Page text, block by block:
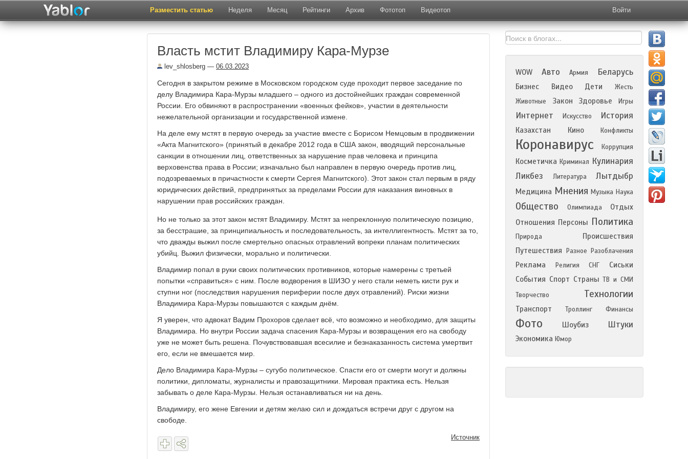
Разместить статью Неделя Месяц Рейтинги Архив Фототоп Видеотоп Войти
Власть мстит Владимиру Кара-Мурзе
lev_shlosberg — 06.03.2023
Сегодня в закрытом режиме в Московском городском суде проходит первое заседание по
делу Владимира Кара-Мурзы младшего – одного из достойнейших граждан современной
России. Его обвиняют в распространении «военных фейков», участии в деятельности
нежелательной организации и государственной измене.
На деле ему мстят в первую очередь за участие вместе с Борисом Немцовым в продвижении
«Акта Магнитского» (принятый в декабре 2012 года в США закон, вводящий персональные
санкции в отношении лиц, ответственных за нарушение прав человека и принципа
верховенства права в России; изначально был направлен в первую очередь против лиц,
подозреваемых в причастности к смерти Сергея Магнитского). Этот закон стал первым в ряду
юридических действий, предпринятых за пределами России для наказания виновных в
нарушении прав российских граждан.
Но не только за этот закон мстят Владимиру. Мстят за непреклонную политическую позицию,
за бесстрашие, за принципиальность и последовательность, за интеллигентность. Мстят за то,
что дважды выжил после смертельно опасных отравлений вопреки планам политических
убийц. Выжил физически, морально и политически.
Владимир попал в руки своих политических противников, которые намерены с третьей
попытки «справиться» с ним. После водворения в ШИЗО у него стали неметь кисти рук и
ступни ног (последствия нарушения периферии после двух отравлений). Риски жизни
Владимира Кара-Мурзы повышаются с каждым днём.
Я уверен, что адвокат Вадим Прохоров сделает всё, что возможно и необходимо, для защиты
Владимира. Но внутри России задача спасения Кара-Мурзы и возвращения его на свободу
уже не может быть решена. Почувствовавшая всесилие и безнаказанность система умертвит
его, если не вмешается мир.
Дело Владимира Кара-Мурзы – сугубо политическое. Спасти его от смерти могут и должны
политики, дипломаты, журналисты и правозащитники. Мировая практика есть. Нельзя
забывать о деле Кара-Мурзы. Нельзя останавливаться ни на день.
Владимиру, его жене Евгении и детям желаю сил и дождаться встречи друг с другом на
свободе.
Источник
WOW Авто Армия Беларусь
Бизнес Видео Дети
Жесть
Животные
Закон Здоровье Игры
Интернет Искусство История
Казахстан Кино Конфликты
Коронавирус Коррупция
Косметичка Криминал Кулинария
Ликбез
Литература Лытдыбр
Медицина Мнения Музыка Наука
Общество Олимпиада
Отдых
Отношения Персоны Политика
Природа
Происшествия
Путешествия
Разное Разоблачения
Реклама Религия СНГ
Сиськи
События Спорт Страны ТВ и СМИ
Творчество
Технологии
Транспорт Троллинг Финансы
Фото Шоубиз Штуки
Экономика Юмор